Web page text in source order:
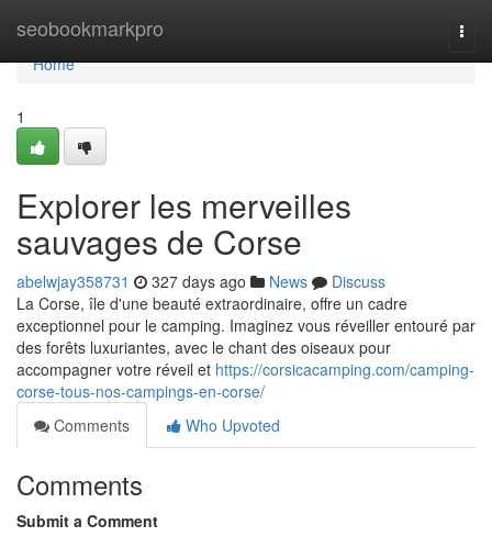
seobookmarkpro
Home
Home
1
Explorer les merveilles
sauvages de Corse
abelwjay358731 327 days ago News
Discuss
La Corse, île d'une beauté extraordinaire, offre un cadre
exceptionnel pour le camping. Imaginez vous réveiller entouré par
des forêts luxuriantes, avec le chant des oiseaux pour
accompagner votre réveil et https://corsicacamping.com/camping-
corse-tous-nos-campings-en-corse/
Comments
Who Upvoted
Comments
Submit a Comment